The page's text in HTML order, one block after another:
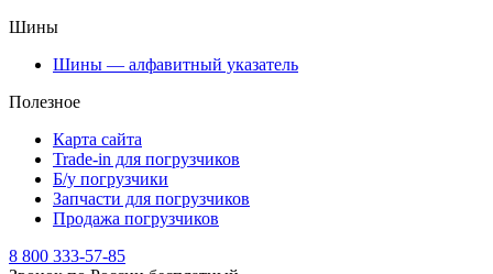
Шины
Шины — алфавитный указатель
Полезное
Карта сайта
Trade-in для погрузчиков
Б/у погрузчики
Запчасти для погрузчиков
Продажа погрузчиков
8 800 333-57-85